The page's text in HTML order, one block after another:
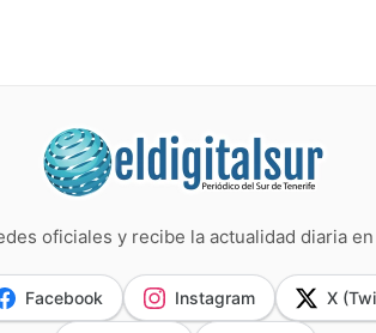
oficiales y recibe la actualidad diaria
Facebook Instagram X